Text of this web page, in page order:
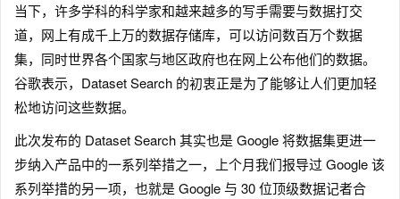
当下，许多学科的科学家和越来越多的写手需要与数据打交
道，网上有成千上万的数据存储库，可以访问数百万个数据
集，同时世界各个国家与地区政府也在网上公布他们的数据。
谷歌表示，Dataset Search 的初衷正是为了能够让人们更加轻
松地访问这些数据。
此次发布的 Dataset Search 其实也是 Google 将数据集更进一
步纳入产品中的一系列举措之一，上个月我们报导过 Google 该
系列举措的另一项，也就是 Google 与 30 位顶级数据记者合